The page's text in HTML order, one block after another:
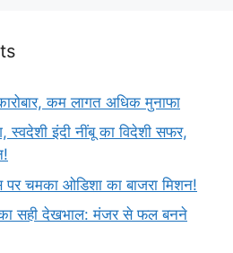
कम लागत अधिक मुनाफा
इंदी नींबू का विदेशी सफर,
पर चमका ओडिशा का बाजरा मिशन!
सही देखभाल: मंजर से फल बनने